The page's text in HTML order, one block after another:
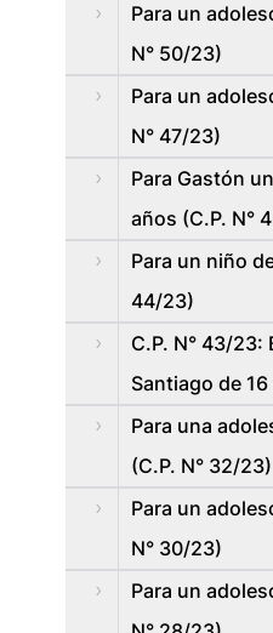
Para un
N° 50/23)
Para un
N° 47/23)
Para Gastón
años (C.P. N°
Para un niño
44/23)
C.P. N° 43/23:
Santiago de
Para una
(C.P. N° 32/23)
Para un
N° 30/23)
Para un